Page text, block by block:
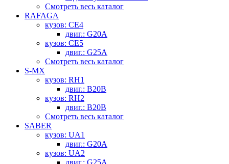
Смотреть весь каталог
RAFAGA
кузов: CE4
двиг.: G20A
кузов: CE5
двиг.: G25A
Смотреть весь каталог
S-MX
кузов: RH1
двиг.: B20B
кузов: RH2
двиг.: B20B
Смотреть весь каталог
SABER
кузов: UA1
двиг.: G20A
кузов: UA2
двиг.: G25A